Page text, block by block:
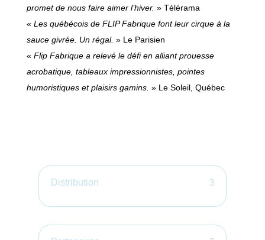
promet de nous faire aimer l’hiver. » Télérama
« Les québécois de FLIP Fabrique font leur cirque à la
sauce givrée. Un régal. » Le Parisien
« Flip Fabrique a relevé le défi en alliant prouesse
acrobatique, tableaux impressionnistes, pointes
humoristiques et plaisirs gamins. » Le Soleil, Québec
Distribution